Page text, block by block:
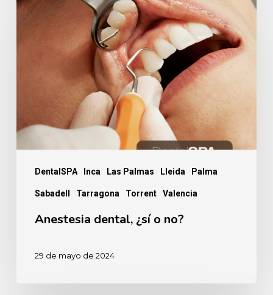
DentalSPA Inca Las Palmas Lleida Palma
Sabadell Tarragona Torrent Valencia
Anestesia dental, ¿sí o no?
29 de mayo de 2024